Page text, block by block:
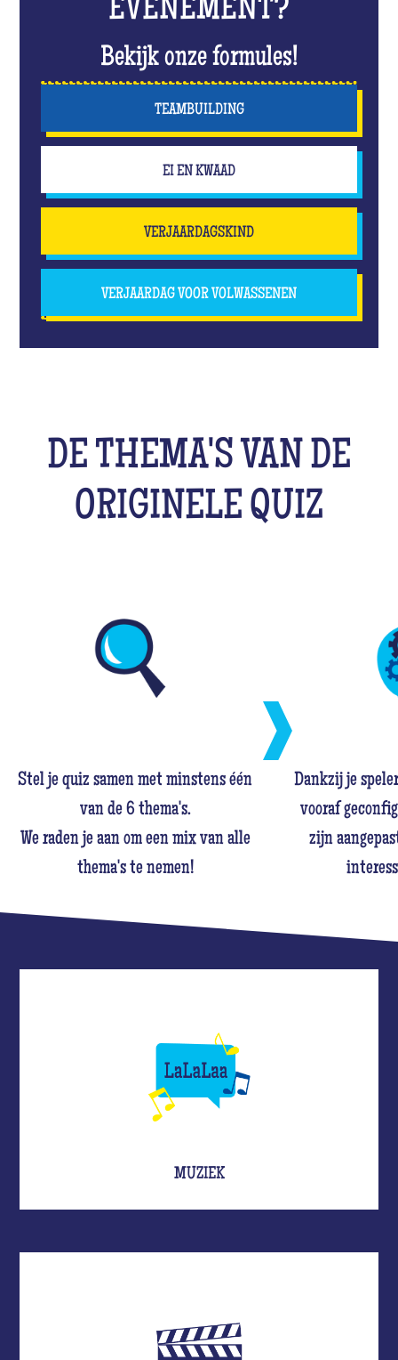
EVENEMENT?
Bekijk onze formules!
TEAMBUILDING
EI EN KWAAD
VERJAARDAGSKIND
VERJAARDAG VOOR VOLWASSENEN
DE THEMA'S VAN DE
ORIGINELE QUIZ
Stel je quiz samen met minstens één
van de 6 thema's.
We raden je aan om een mix van alle
thema's te nemen!
Dankzij je
vooraf
zijn
MUZIEK